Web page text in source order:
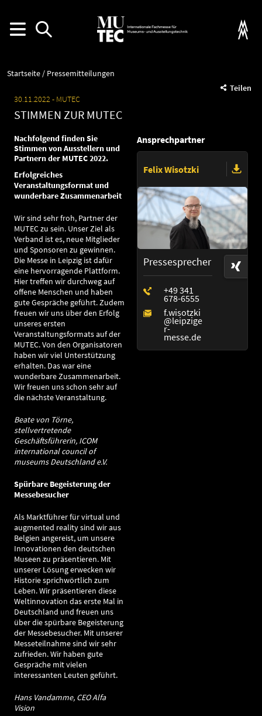
Startseite
Pressemitteilungen
Teilen
30.11.2022
MUTEC
STIMMEN ZUR MUTEC
Nachfolgend finden Sie
Stimmen von Ausstellern und
Partnern der MUTEC 2022.
Erfolgreiches
Veranstaltungsformat und
wunderbare Zusammenarbeit
Wir sind sehr froh, Partner der
MUTEC zu sein. Unser Ziel als
Verband ist es, neue Mitglieder
und Sponsoren zu gewinnen.
Die Messe in Leipzig ist dafür
eine hervorragende Plattform.
Hier treffen wir durchweg auf
offene Menschen und haben
gute Gespräche geführt. Zudem
freuen wir uns über den Erfolg
unseres ersten
Veranstaltungsformats auf der
MUTEC. Von den Organisatoren
haben wir viel Unterstützung
erhalten. Das war eine
wunderbare Zusammenarbeit.
Wir freuen uns schon sehr auf
die nächste Veranstaltung.
Beate von Törne,
stellvertretende
Geschäftsführerin, ICOM
international council of
museums Deutschland e.V.
Spürbare Begeisterung der
Messebesucher
Als Marktführer für virtual und
augmented reality sind wir aus
Belgien angereist, um unsere
Innovationen den deutschen
Museen zu präsentieren. Mit
unserer Lösung erwecken wir
Historie sprichwörtlich zum
Leben. Wir präsentieren diese
Weltinnovation das erste Mal in
Deutschland und freuen uns
über die spürbare Begeisterung
der Messebesucher. Mit unserer
Messeteilnahme sind wir sehr
zufrieden. Wir haben gute
Gespräche mit vielen
interessanten Leuten geführt.
Hans Vandamme, CEO Alfa
Vision
Ansprechpartner
Felix Wisotzki
Pressesprecher